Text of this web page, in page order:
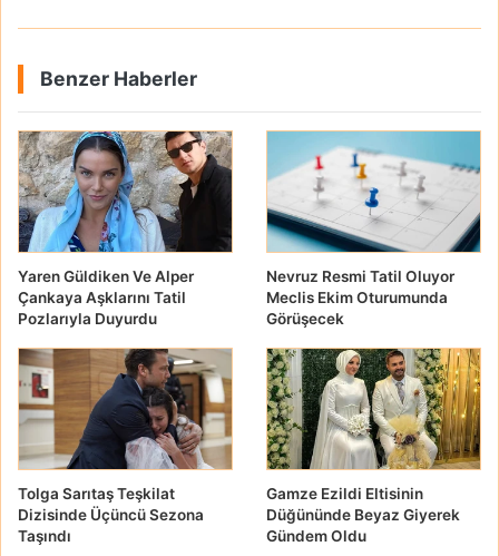
Benzer Haberler
Yaren Güldiken Ve Alper
Çankaya Aşklarını Tatil
Pozlarıyla Duyurdu
Nevruz Resmi Tatil Oluyor
Meclis Ekim Oturumunda
Görüşecek
Tolga Sarıtaş Teşkilat
Dizisinde Üçüncü Sezona
Taşındı
Gamze Ezildi Eltisinin
Düğününde Beyaz Giyerek
Gündem Oldu